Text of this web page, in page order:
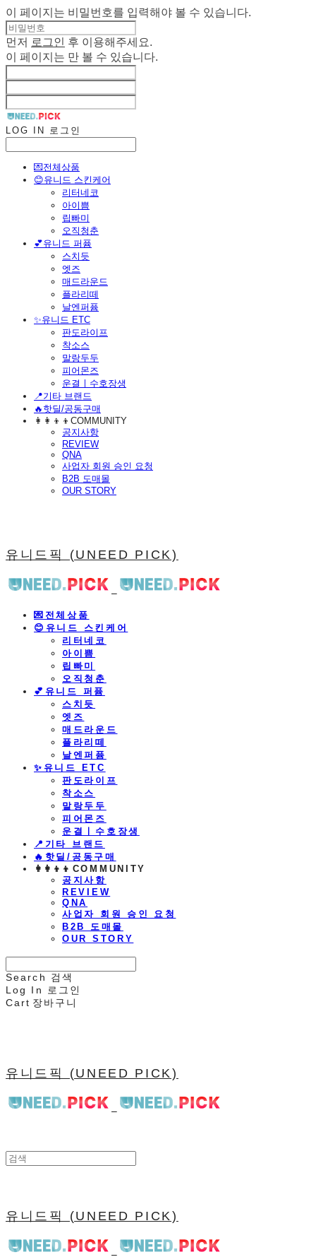
이 페이지는 비밀번호를 입력해야 볼 수 있습니다.
먼저 로그인
후 이용해주세요.
이 페이지는 만 볼 수 있습니다.
LOG IN 로그인
💌전체상품
😊유니드 스킨케어
리터네코
아이쁨
립빠미
오직청춘
💕유니드 퍼퓸
스치듯
엣즈
매드라운드
플라리떼
날엔퍼퓸
​✨유니드 ETC
판도라이프
착소스
말랑두두
피어몬즈
운결ㅣ수호장생
📍기타 브랜드
🔥핫딜/공동구매
👩‍👩‍👦‍👦COMMUNITY
공지사항
REVIEW
QNA
사업자 회원 승인 요청
B2B 도매몰
OUR STORY
유니드픽 (UNEED PICK)
💌전체상품
😊유니드 스킨케어
리터네코
아이쁨
립빠미
오직청춘
💕유니드 퍼퓸
스치듯
엣즈
매드라운드
플라리떼
날엔퍼퓸
​✨유니드 ETC
판도라이프
착소스
말랑두두
피어몬즈
운결ㅣ수호장생
📍기타 브랜드
🔥핫딜/공동구매
👩‍👩‍👦‍👦COMMUNITY
공지사항
REVIEW
QNA
사업자 회원 승인 요청
B2B 도매몰
OUR STORY
Search
검색
Log In
로그인
Cart 장바구니
유니드픽 (UNEED PICK)
유니드픽 (UNEED PICK)